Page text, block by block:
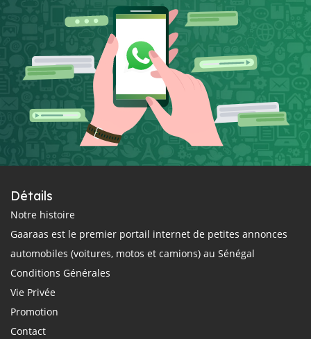
Détails
Notre histoire
Gaaraas est le premier portail internet de petites annonces
automobiles (voitures, motos et camions) au Sénégal
Conditions Générales
Vie Privée
Promotion
Contact